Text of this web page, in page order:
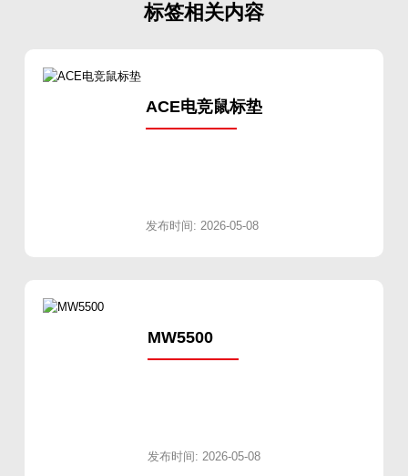
标签相关内容
ACE电竞鼠标垫
发布时间: 2026-05-08
MW5500
发布时间: 2026-05-08